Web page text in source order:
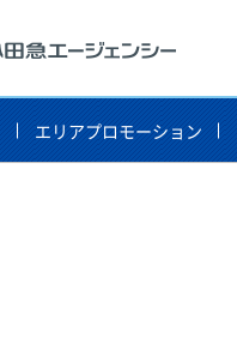
エリアプロモーション